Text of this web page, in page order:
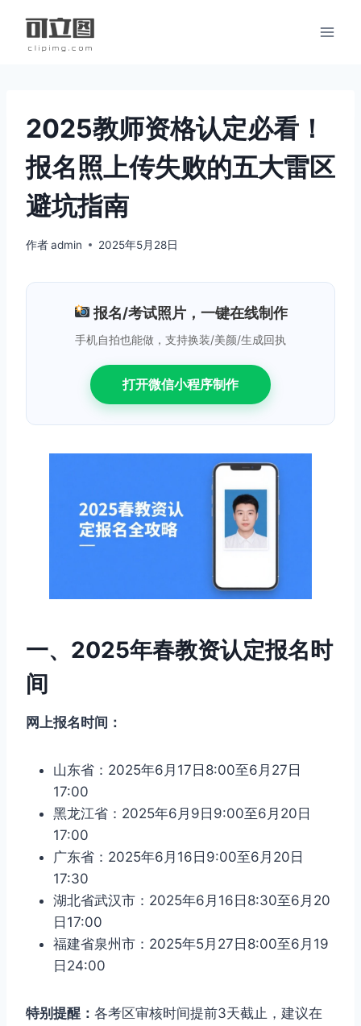
2025教师资格认定必看！
报名照上传失败的五大雷区
避坑指南
作者admin 2025年5月28日
报名/考试照片，一键在线制作
手机自拍也能做，支持换装/美颜/生成回执
打开微信小程序制作
一、2025年春教资认定报名时
间
网上报名时间：
山东省：2025年6月17日8:00至6月27日
17:00
黑龙江省：2025年6月9日9:00至6月20日
17:00
广东省：2025年6月16日9:00至6月20日
17:30
湖北省武汉市：2025年6月16日8:30至6月20
日17:00
福建省泉州市：2025年5月27日8:00至6月19
日24:00
特别提醒： 各考区审核时间提前3天截止，建议在